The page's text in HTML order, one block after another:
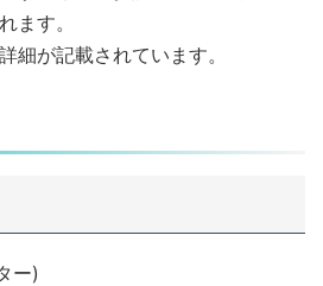
ます。
細が記載されています。
ー)